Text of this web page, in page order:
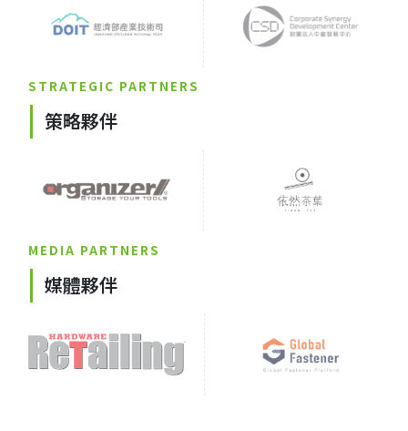
STRATEGIC PARTNERS
策略夥伴
MEDIA PARTNERS
媒體夥伴